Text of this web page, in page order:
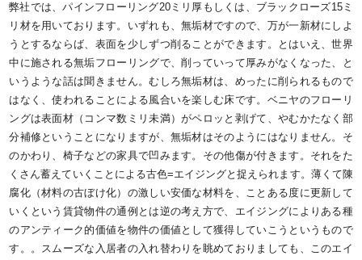
弊社では、パインフローリング20ミリ厚もしくは、ブラックローズ15ミ
リ材を用いております。いずれも、無垢材ですので、万が一新材にしよ
うとするならば、表面を少しずつ削ることができます。とはいえ、世界
中に施される無垢フローリングで、削っていって厚みがなくなった、と
いうような話は聞きません。むしろ無垢材は、めったに削られるもので
はなく、使われることによる風合いを楽しむ床です。ベニヤのフローリ
ングは表面材（コンマ数ミリ未満）がペロッと剥げて、やむかたなく部
分補修ということになりますが、無垢材はそのようにはなりません。そ
のかわり、椅子などの家具で凹みます。その他傷が付きます。それをた
くさん蓄えていくことによる古色=エイジングと捉えられます。薄くて陳
腐化（材料の古ぼけ化）の激しい安価な材料を、ことある度に更新して
いくという賃貸物件の通例とは逆の考え方で、エイジングによりある種
のアンティーク的価値を物件の価値として獲得していこうというもので
す。。スムーズな入居者の入れ替わりを眺めておりましても、このエイ